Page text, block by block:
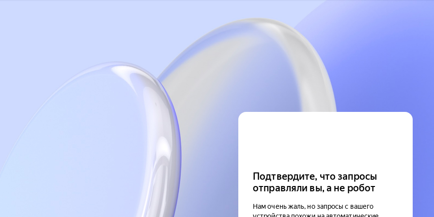
Подтвердите, что запросы
отправляли вы, а не робот
Нам очень жаль, но запросы с вашего